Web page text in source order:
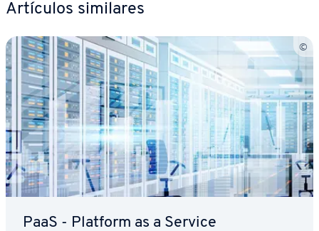
Artículos similares
PaaS - Platform as a Service